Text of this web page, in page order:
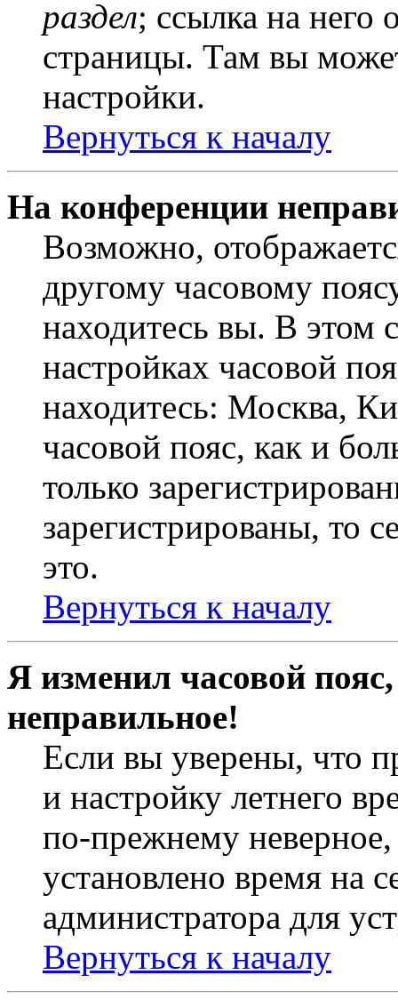
раздел; ссылка на него
страницы. Там вы
настройки.
Вернуться к началу
На конференции
Возможно,
другому часовому
находитесь вы. В этом
настройках часовой
находитесь: Москва,
часовой пояс, как и
только
зарегистрированы, то
это.
Вернуться к началу
Я изменил часовой
неправильное!
Если вы уверены, что
и настройку летнего
по-прежнему неверное,
установлено время на
администратора для
Вернуться к началу